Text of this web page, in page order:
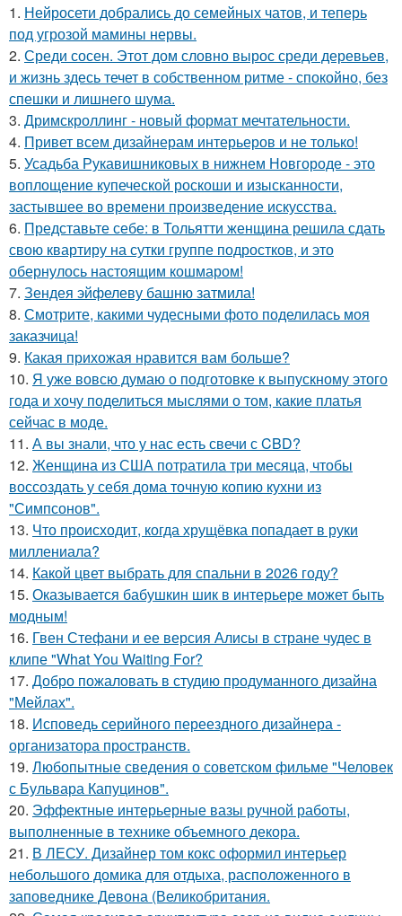
1. Нейросети добрались до семейных чатов, и теперь
под угрозой мамины нервы.
2. Среди сосен. Этот дом словно вырос среди деревьев,
и жизнь здесь течет в собственном ритме - спокойно, без
спешки и лишнего шума.
3. Дримскроллинг - новый формат мечтательности.
4. Привет всем дизайнерам интерьеров и не только!
5. Усадьба Рукавишниковых в нижнем Новгороде - это
воплощение купеческой роскоши и изысканности,
застывшее во времени произведение искусства.
6. Представьте себе: в Тольятти женщина решила сдать
свою квартиру на сутки группе подростков, и это
обернулось настоящим кошмаром!
7. Зендея эйфелеву башню затмила!
8. Смотрите, какими чудесными фото поделилась моя
заказчица!
9. Какая прихожая нравится вам больше?
10. Я уже вовсю думаю о подготовке к выпускному этого
года и хочу поделиться мыслями о том, какие платья
сейчас в моде.
11. А вы знали, что у нас есть свечи с CBD?
12. Женщина из США потратила три месяца, чтобы
воссоздать у себя дома точную копию кухни из
"Симпсонов".
13. Что происходит, когда хрущёвка попадает в руки
миллениала?
14. Какой цвет выбрать для спальни в 2026 году?
15. Оказывается бабушкин шик в интерьере может быть
модным!
16. Гвен Стефани и ее версия Алисы в стране чудес в
клипе "What You Waiting For?
17. Добро пожаловать в студию продуманного дизайна
"Мейлах".
18. Исповедь серийного переездного дизайнера -
организатора пространств.
19. Любопытные сведения о советском фильме "Человек
с Бульвара Капуцинов".
20. Эффектные интерьерные вазы ручной работы,
выполненные в технике объемного декора.
21. В ЛЕСУ. Дизайнер том кокс оформил интерьер
небольшого домика для отдыха, расположенного в
заповеднике Девона (Великобритания.